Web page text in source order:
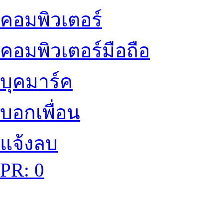
คอมพิวเตอร์
คอมพิวเตอร์มือถือ
บุคมาร์ค
บอกเพื่อน
แจ้งลบ
PR: 0